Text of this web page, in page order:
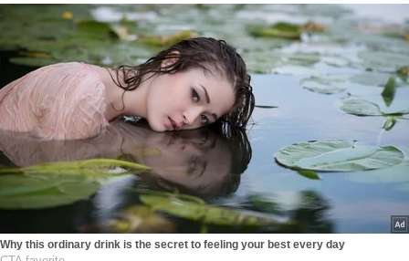
Why this ordinary drink is the secret to feeling your best every day